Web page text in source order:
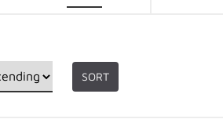
SORT